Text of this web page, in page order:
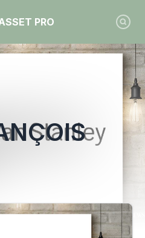
PRO
François Mazaud"